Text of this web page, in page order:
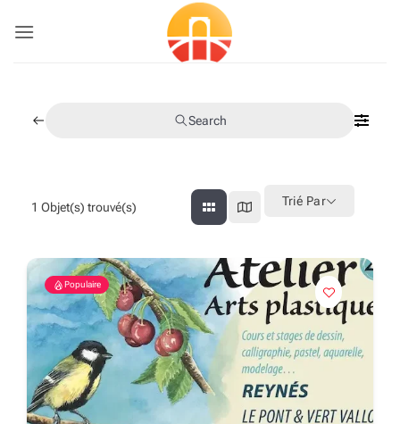
Search
1 Objet(s) trouvé(s) Trié Par
Populaire